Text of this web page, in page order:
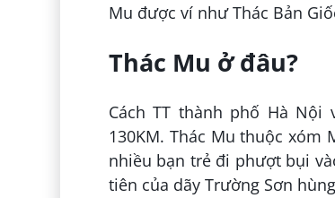
Mu được ví như Thác Bản
Thác Mu ở đâu?
Cách TT thành phố Hà Nội
130KM. Thác Mu thuộc xóm
nhiều bạn trẻ đi phượt bụi
tiên của dãy Trường Sơn